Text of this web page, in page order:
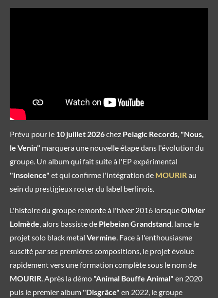
Prévu pour le 10 juillet 2026chez Pelagic Records, "Nous,
le Venin" marquera une nouvelle étape dans l'évolution du
groupe. Un album qui fait suite à l'EP expérimental
"Insolence" et qui confirme l'intégration de MOURIRau
sein du prestigieux roster du label berlinois.
L'histoire du groupe remonte à l'hiver 2016 lorsqueOlivier
Lolmède, alors bassiste de Plebeian Grandstand, lance le
projet solo black metal Vermine. Face à l'enthousiasme
suscité par ses premières compositions, le projet évolue
rapidement vers une formation complète sous le nom de
MOURIR. Après la démo "Animal Bouffe Animal" en 2020
puis le premier album "Disgrâce" en 2022, le groupe